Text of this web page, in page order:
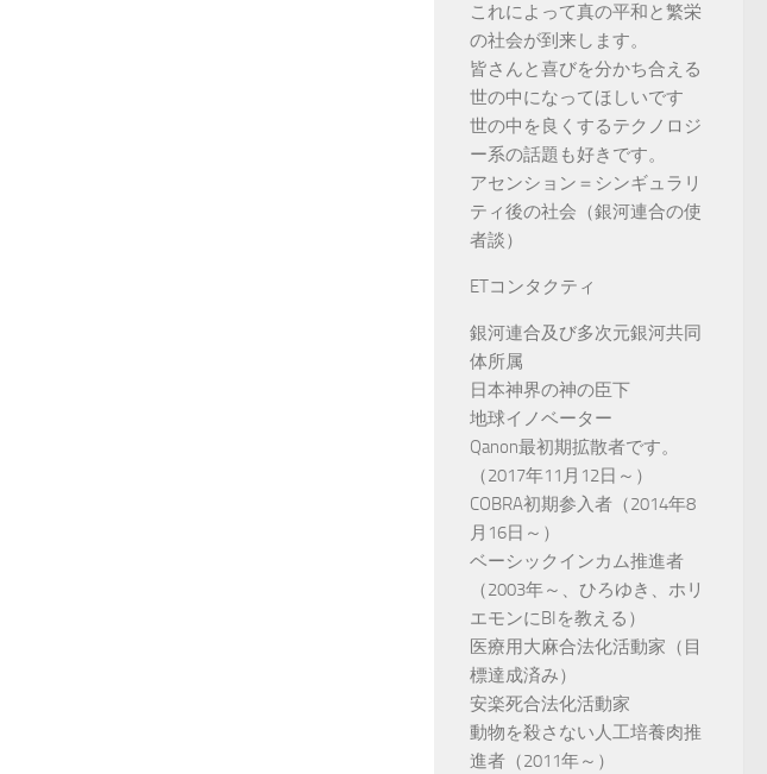
これによって真の平和と繁栄
の社会が到来します。
皆さんと喜びを分かち合える
世の中になってほしいです
世の中を良くするテクノロジ
ー系の話題も好きです。
アセンション＝シンギュラリ
ティ後の社会（銀河連合の使
者談）
ETコンタクティ
銀河連合及び多次元銀河共同
体所属
日本神界の神の臣下
地球イノベーター
Qanon最初期拡散者です。
（2017年11月12日～）
COBRA初期参入者（2014年8
月16日～）
ベーシックインカム推進者
（2003年～、ひろゆき、ホリ
エモンにBIを教える）
医療用大麻合法化活動家（目
標達成済み）
安楽死合法化活動家
動物を殺さない人工培養肉推
進者（2011年～）